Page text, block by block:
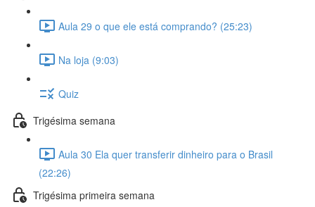
Aula 29 o que ele está comprando? (25:23)
Na loja (9:03)
Quiz
Trigésima semana
Aula 30 Ela quer transferir dinheiro para o Brasil
(22:26)
Trigésima primeira semana